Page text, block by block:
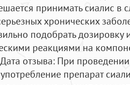
принимать сиалис в
хронических
подобрать дозировку
реакциями на
отзыва: При
препарат